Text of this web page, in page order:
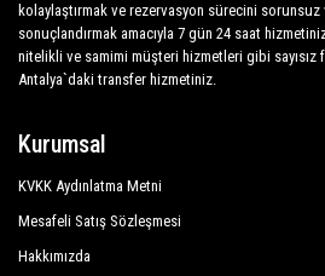
Şirketimizin engin tecrübesi,
ekonomik koşullarımız
müşterilerimize herkes için
büyük önceliğimiz olup, her türlü
faydalanacaktır.
Şirketimiz, sunduğu hizmetlerin
kolaylaştırmak ve rezervasyon sürecini
sonuçlandırmak amacıyla 7 gün 24 saat
nitelikli ve samimi müşteri hizmetleri gibi
Antalya`daki transfer hizmetiniz.
Kurumsal
KVKK Aydınlatma Metni
Mesafeli Satış Sözleşmesi
Hakkımızda